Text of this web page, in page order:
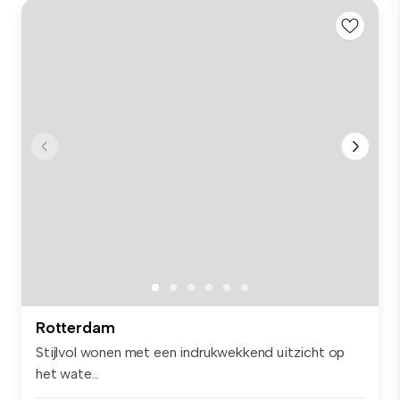
Rotterdam
Stijlvol wonen met een indrukwekkend uitzicht op
het wate...